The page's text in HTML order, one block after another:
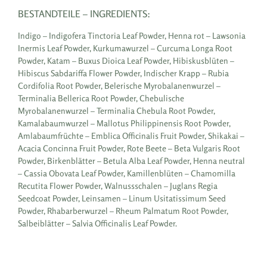
BESTANDTEILE – INGREDIENTS:
Indigo – Indigofera Tinctoria Leaf Powder, Henna rot – Lawsonia
Inermis Leaf Powder, Kurkumawurzel – Curcuma Longa Root
Powder, Katam – Buxus Dioica Leaf Powder, Hibiskusblüten –
Hibiscus Sabdariffa Flower Powder, Indischer Krapp – Rubia
Cordifolia Root Powder, Belerische Myrobalanenwurzel –
Terminalia Bellerica Root Powder, Chebulische
Myrobalanenwurzel – Terminalia Chebula Root Powder,
Kamalabaumwurzel – Mallotus Philippinensis Root Powder,
Amlabaumfrüchte – Emblica Officinalis Fruit Powder, Shikakai –
Acacia Concinna Fruit Powder, Rote Beete – Beta Vulgaris Root
Powder, Birkenblätter – Betula Alba Leaf Powder, Henna neutral
– Cassia Obovata Leaf Powder, Kamillenblüten – Chamomilla
Recutita Flower Powder, Walnussschalen – Juglans Regia
Seedcoat Powder, Leinsamen – Linum Usitatissimum Seed
Powder, Rhabarberwurzel – Rheum Palmatum Root Powder,
Salbeiblätter – Salvia Officinalis Leaf Powder.